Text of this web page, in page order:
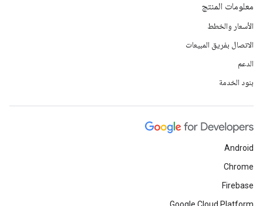
معلومات المنتج
الأسعار والخطط
الاتصال بفريق المبيعات
الدعم
بنود الخدمة
Android
Chrome
Firebase